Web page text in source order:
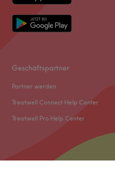
Geschäftspartner
Partner werden
Treatwell Connect Help Center
Treatwell Pro Help Center